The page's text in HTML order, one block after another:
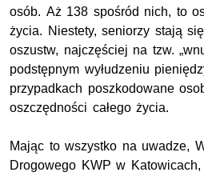
osób. Aż 138 spośród nich, to
życia. Niestety, seniorzy stają
oszustw, najczęściej na tzw.
podstępnym wyłudzeniu
przypadkach poszkodowane
oszczędności całego życia.
Mając to wszystko na uwadze,
Drogowego KWP w